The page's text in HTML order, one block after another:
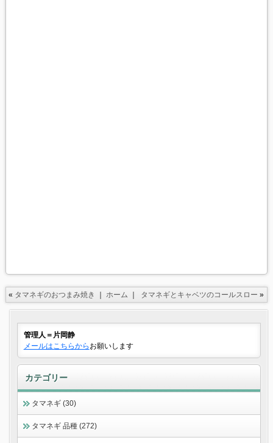
« タマネギのおつまみ焼き ｜ホーム タマネギとキャベツのコールスロー »
管理人＝片岡静
メールはこちらから お願いします
カテゴリー
タマネギ (30)
タマネギ 品種 (272)